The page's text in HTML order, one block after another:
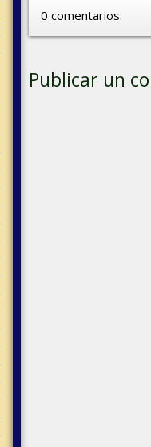
0 comentarios:
Publicar un